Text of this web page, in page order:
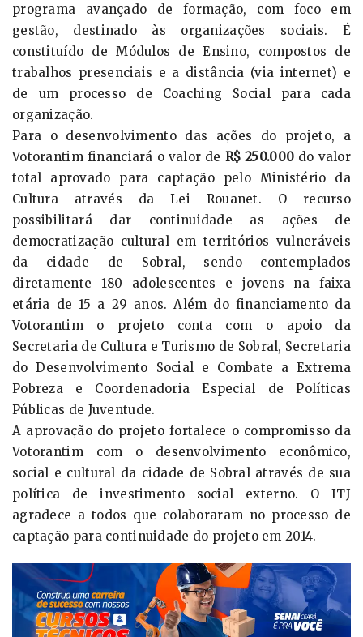
programa avançado de formação, com foco em
gestão, destinado às organizações sociais. É
constituído de Módulos de Ensino, compostos de
trabalhos presenciais e a distância (via internet) e
de um processo de Coaching Social para cada
organização.
Para o desenvolvimento das ações do projeto, a
Votorantim financiará o valor de R$ 250.000 do valor
total aprovado para captação pelo Ministério da
Cultura através da Lei Rouanet. O recurso
possibilitará dar continuidade as ações de
democratização cultural em territórios vulneráveis
da cidade de Sobral, sendo contemplados
diretamente 180 adolescentes e jovens na faixa
etária de 15 a 29 anos. Além do financiamento da
Votorantim o projeto conta com o apoio da
Secretaria de Cultura e Turismo de Sobral, Secretaria
do Desenvolvimento Social e Combate a Extrema
Pobreza e Coordenadoria Especial de Políticas
Públicas de Juventude.
A aprovação do projeto fortalece o compromisso da
Votorantim com o desenvolvimento econômico,
social e cultural da cidade de Sobral através de sua
política de investimento social externo. O ITJ
agradece a todos que colaboraram no processo de
captação para continuidade do projeto em 2014.